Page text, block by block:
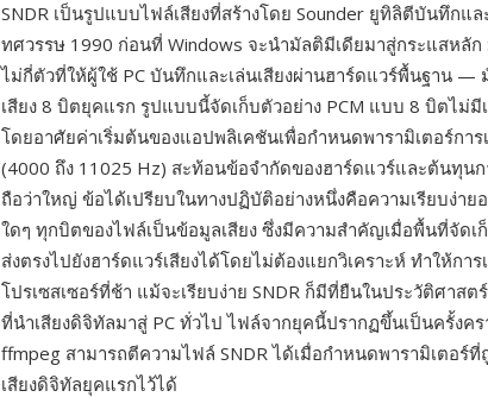
SNDR เป็นรูปแบบไฟล์เสียงที่สร้างโดย Sounder ยูทิลิตีบันทึกแล
ทศวรรษ 1990 ก่อนที่ Windows จะนำมัลติมีเดียมาสู่กระแสหลัก
ไม่กี่ตัวที่ให้ผู้ใช้ PC บันทึกและเล่นเสียงผ่านฮาร์ดแวร์พื้นฐาน —
เสียง 8 บิตยุคแรก รูปแบบนี้จัดเก็บตัวอย่าง PCM แบบ 8 บิตไม่
โดยอาศัยค่าเริ่มต้นของแอปพลิเคชันเพื่อกำหนดพารามิเตอร์กา
(4000 ถึง 11025 Hz) สะท้อนข้อจำกัดของฮาร์ดแวร์และต้นทุน
ถือว่าใหญ่ ข้อได้เปรียบในทางปฏิบัติอย่างหนึ่งคือความเรียบง่าย
ใดๆ ทุกบิตของไฟล์เป็นข้อมูลเสียง ซึ่งมีความสำคัญเมื่อพื้นที่จัด
ส่งตรงไปยังฮาร์ดแวร์เสียงได้โดยไม่ต้องแยกวิเคราะห์ ทำให้กา
โปรเซสเซอร์ที่ช้า แม้จะเรียบง่าย SNDR ก็มีที่ยืนในประวัติศาส
ที่นำเสียงดิจิทัลมาสู่ PC ทั่วไป ไฟล์จากยุคนี้ปรากฏขึ้นเป็นครั้งคร
ffmpeg สามารถตีความไฟล์ SNDR ได้เมื่อกำหนดพารามิเตอร์
เสียงดิจิทัลยุคแรกไว้ได้